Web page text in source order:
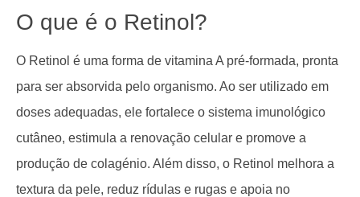
O que é o Retinol?
O Retinol é uma forma de vitamina A pré-formada, pronta
para ser absorvida pelo organismo. Ao ser utilizado em
doses adequadas, ele fortalece o sistema imunológico
cutâneo, estimula a renovação celular e promove a
produção de colagénio. Além disso, o Retinol melhora a
textura da pele, reduz rídulas e rugas e apoia no